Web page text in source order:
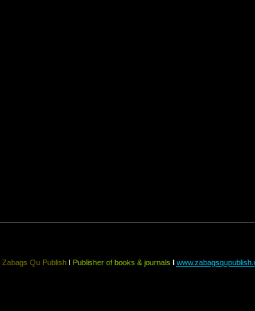
Zabags Qu Publish ǀ Publisher of books & journals ǀ